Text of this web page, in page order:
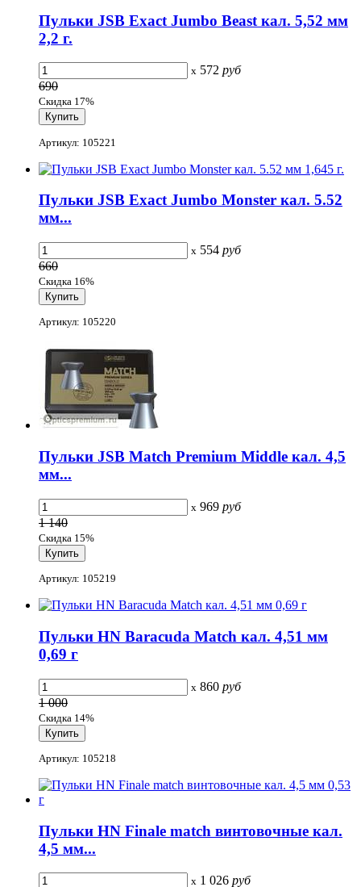
Пульки JSB Exact Jumbo Beast кал. 5,52 мм
2,2 г.
x 572 руб
690
Скидка 17%
Артикул: 105221
Пульки JSB Exact Jumbo Monster кал. 5.52
мм...
x 554 руб
660
Скидка 16%
Артикул: 105220
Пульки JSB Match Premium Middle кал. 4,5
мм...
x 969 руб
1 140
Скидка 15%
Артикул: 105219
Пульки HN Baracuda Match кал. 4,51 мм
0,69 г
x 860 руб
1 000
Скидка 14%
Артикул: 105218
Пульки HN Finale match винтовочные кал.
4,5 мм...
x 1 026 руб